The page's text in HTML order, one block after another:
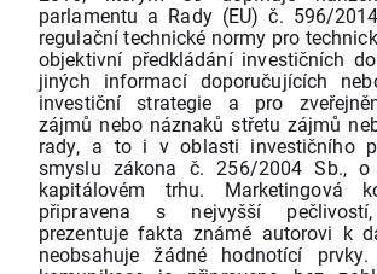
parlamentu a Rady (EU) č. 596/
regulační technické normy pro
objektivní předkládání investičních
jiných informací doporučujících
investiční strategie a pro
zájmů nebo náznaků střetu zájmů
rady, a to i v oblasti investičního
smyslu zákona č. 256/2004 Sb.,
kapitálovém trhu. Marketingová
připravena s nejvyšší
prezentuje fakta známé autorovi k
neobsahuje žádné hodnotící prvky.